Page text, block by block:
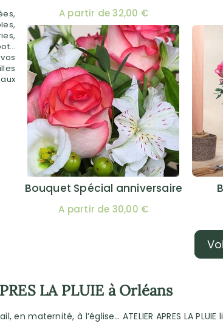
A partir de 32,00 €
Bouquet Spécial anniversaire
A partir de 30,00 €
LA PLUIE à Orléans
maternité, à l’église… ATELIER APRES LA